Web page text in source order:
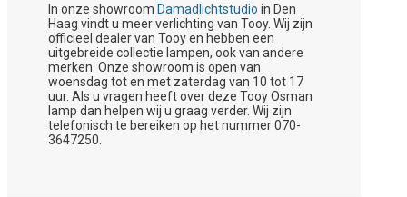
In onze showroom Damadlichtstudio in Den
Haag vindt u meer verlichting van Tooy. Wij zijn
officieel dealer van Tooy en hebben een
uitgebreide collectie lampen, ook van andere
merken. Onze showroom is open van
woensdag tot en met zaterdag van 10 tot 17
uur. Als u vragen heeft over deze Tooy Osman
lamp dan helpen wij u graag verder. Wij zijn
telefonisch te bereiken op het nummer 070-
3647250.